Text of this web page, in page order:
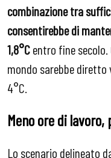
combinazione tra
consentirebbe di
1,8°Centro fine
mondo sarebbe diretto
4°C.
Meno ore di
Lo scenario delineato